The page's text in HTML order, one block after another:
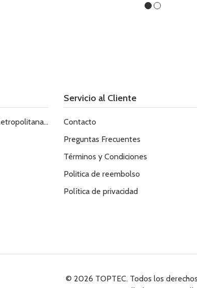
Chile
Servicio al Cliente
Contacto
Preguntas Frecuentes
Términos y Condiciones
Politica de reembolso
Política de privacidad
© 2026 TOPTEC. Todos los